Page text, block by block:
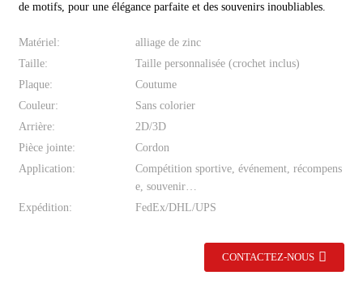
de motifs, pour une élégance parfaite et des souvenirs inoubliables.
Matériel:
alliage de zinc
Taille:
Taille personnalisée (crochet inclus)
Plaque:
Coutume
Couleur:
Sans colorier
Arrière:
2D/3D
Pièce jointe:
Cordon
Application:
Compétition sportive, événement, récompens
e, souvenir…
Expédition:
FedEx/DHL/UPS
CONTACTEZ-NOUS